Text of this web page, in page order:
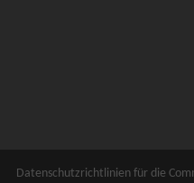
Datenschutzrichtlinien für die